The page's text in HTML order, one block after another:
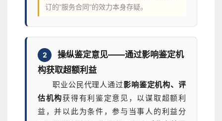
订的“服务合同”的效力本身存疑。
2
操纵鉴定意见——通过影响鉴定机
构获取超额利益
职业公民代理人通过影响鉴定机构、评
估机构获得有利鉴定意见，以谋取超额利
益，并以此为条件，参与当事人的利益分